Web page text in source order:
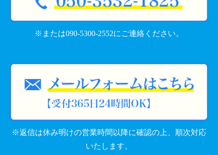
※または090-5300-2552にご連絡ください。
※返信は休み明けの営業時間以降に確認の上、順次対応
いたします。